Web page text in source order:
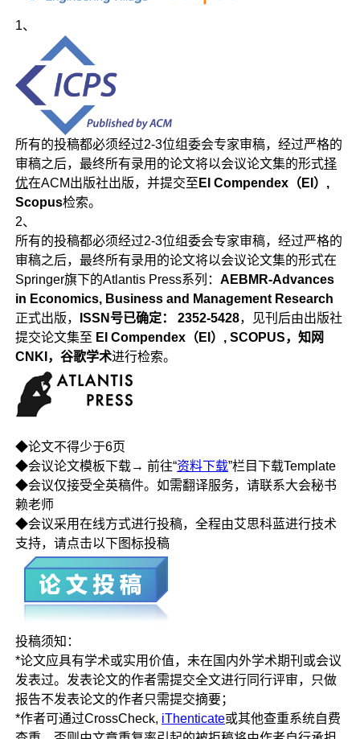
1、
所有的投稿都必须经过2-3位组委会专家审稿，经过严格的
审稿之后，最终所有录用的论文将以会议论文集的形式择
优在ACM出版社出版，并提交至 EI Compendex（EI）,
Scopus检索。
2、
所有的投稿都必须经过2-3位组委会专家审稿，经过严格的
审稿之后，最终所有录用的论文将以会议论文集的形式在
Springer旗下的Atlantis Press系列：AEBMR-Advances
in Economics, Business and Management Research
正式出版，
ISSN号已确定： 2352-5428，见刊后由出版社
提交论文集至 EI Compendex（EI）, SCOPUS，知网
CNKI，谷歌学术进行检索。
◆论文不得少于6页
◆会议论文模板下载→ 前往“资料下载”栏目下载Template
◆会议仅接受全英稿件。如需翻译服务，请联系大会秘书
赖老师
◆会议采用在线方式进行投稿，全程由艾思科蓝进行技术
支持，请点击以下图标投稿
投稿须知：
*论文应具有学术或实用价值，未在国内外学术期刊或会议
发表过。发表论文的作者需提交全文进行同行评审，只做
报告不发表论文的作者只需提交摘要；
*作者可通过CrossCheck, iThenticate或其他查重系统自费